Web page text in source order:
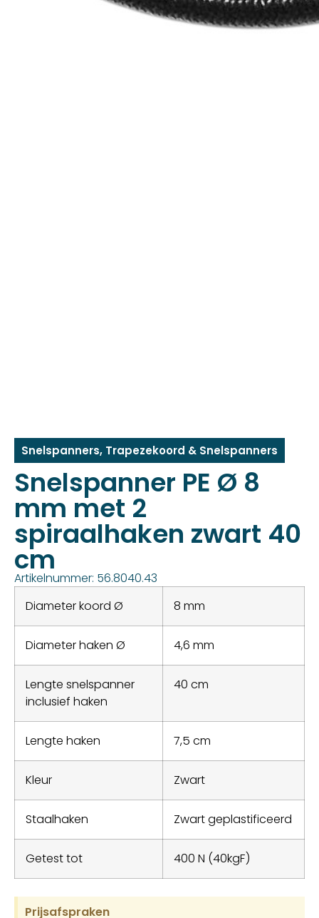
Snelspanners, Trapezekoord & Snelspanners
Snelspanner PE Ø 8
mm met 2
spiraalhaken zwart 40
cm
Artikelnummer: 56.8040.43
Diameter koord Ø
8 mm
Diameter haken Ø 4,6 mm
Lengte snelspanner
inclusief haken
40 cm
Lengte haken 7,5 cm
Kleur Zwart
Staalhaken Zwart geplastificeerd
Getest tot 400 N (40kgF)
Prijsafspraken